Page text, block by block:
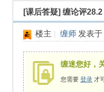
› ›
[课后答疑] 缠论评
楼主 | 缠师 发表于
缠迷您好，
您需要 登录 才